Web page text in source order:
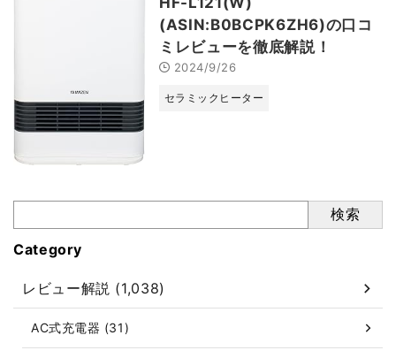
(ASIN:B0BCPK6ZH6)の口コ
ミレビューを徹底解説！
2024/9/26
セラミックヒーター
検索
Category
レビュー解説 (1,038)
AC式充電器 (31)